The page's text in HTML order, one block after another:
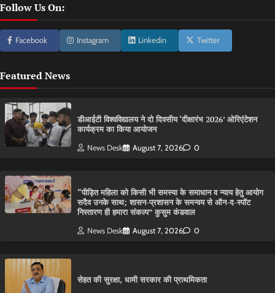
Follow Us On:
Facebook Instagram Linkedin Twitter
Featured News
डीआईटी विश्वविद्यालय ने दो दिवसीय ‘दीक्षारंभ 2026’ ओरिएंटेशन
कार्यक्रम का किया आयोजन
News Desk August 7, 2026 0
“पीड़ित महिला को किसी भी समस्या के समाधान व न्याय हेतु आयोग
सदैव उनके साथ; शासन-प्रशासन के समन्वय से ऑन-द-स्पॉट
निस्तारण ही हमारा संकल्प” कुसुम कंडवाल
News Desk August 7, 2026 0
सेहत की सुरक्षा, धामी सरकार की प्राथमिकता